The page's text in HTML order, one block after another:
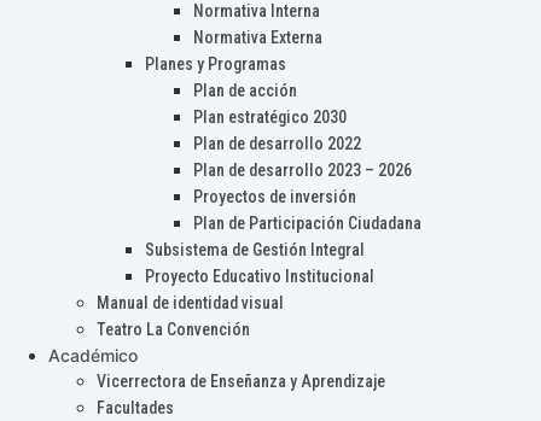
Normativa Interna
Normativa Externa
Planes y Programas
Plan de acción
Plan estratégico 2030
Plan de desarrollo 2022
Plan de desarrollo 2023 – 2026
Proyectos de inversión
Plan de Participación Ciudadana
Subsistema de Gestión Integral
Proyecto Educativo Institucional
Manual de identidad visual
Teatro La Convención
Académico
Vicerrectora de Enseñanza y Aprendizaje
Facultades